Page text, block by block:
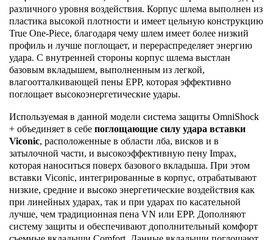
различного уровня воздействия. Корпус шлема выполнен из
пластика высокой плотности и имеет цельную конструкцию
True One-Piece, благодаря чему шлем имеет более низкий
профиль и лучше поглощает, и перераспределяет энергию
удара. С внутренней стороны корпус шлема выстлан
базовым вкладышем, выполненным из легкой,
влагоотталкивающей пены EPP, которая эффективно
поглощает высокоэнергетические удары.
Используемая в данной модели система защиты OmniShock
+ объединяет в себе поглощающие силу удара вставки
Viconic, расположенные в области лба, висков и в
затылочной части, и высокоэффективную пену Impax,
которая наноситься поверх базового вкладыша. При этом
вставки Viconic, интегрированные в корпус, отрабатывают
низкие, средние и высоко энергетические воздействия как
при линейных ударах, так и при ударах по касательной
лучше, чем традиционная пена VN или EPP. Дополняют
систему защиты и обеспечивают дополнительный комфорт